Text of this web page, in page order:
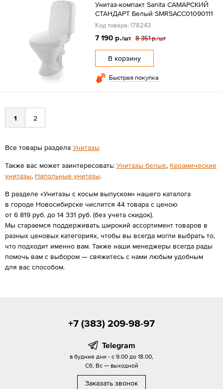
Унитаз-компакт Sanita САМАРСКИЙ
СТАНДАРТ Белый SMRSACC01090111
Код товара: 178243
7 190 р./шт 8 361 р./шт
В корзину
Быстрая покупка
1 2
Все товары раздела Унитазы
Также вас может заинтересовать: Унитазы белые, Керамические
унитазы, Напольные унитазы.
В разделе «Унитазы с косым выпуском» нашего каталога
в городе Новосибирске числится 44 товара с ценою
от 6 819 руб. до 14 331 руб. (без учета скидок).
Мы стараемся поддерживать широкий ассортимент товаров в
разных ценовых категориях, чтобы вы всегда могли выбрать то,
что подходит именно вам. Также наши менеджеры всегда рады
помочь вам с выбором — свяжитесь с нами любым удобным
для вас способом.
+7 (383) 209-98-97
Telegram
в будние дни - с 9.00 до 18.00,
Сб, Вс — выходной
Заказать звонок